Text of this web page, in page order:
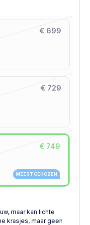
€ 699
€ 729
MEEST GEKOZEN
€ 749
maar kan lichte
krasjes, maar geen